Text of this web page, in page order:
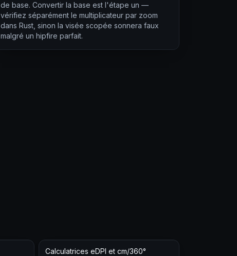
de base. Convertir la base est l'étape un —
vérifiez séparément le multiplicateur par zoom
dans Rust, sinon la visée scopée sonnera faux
malgré un hipfire parfait.
Calculatrices eDPI et cm/360°